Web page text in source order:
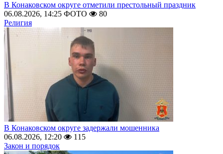
В Конаковском округе отметили престольный праздник
06.08.2026, 14:25 ФОТО
80
Религия
В Конаковском округе задержали мошенника
06.08.2026, 12:20
115
Закон и порядок